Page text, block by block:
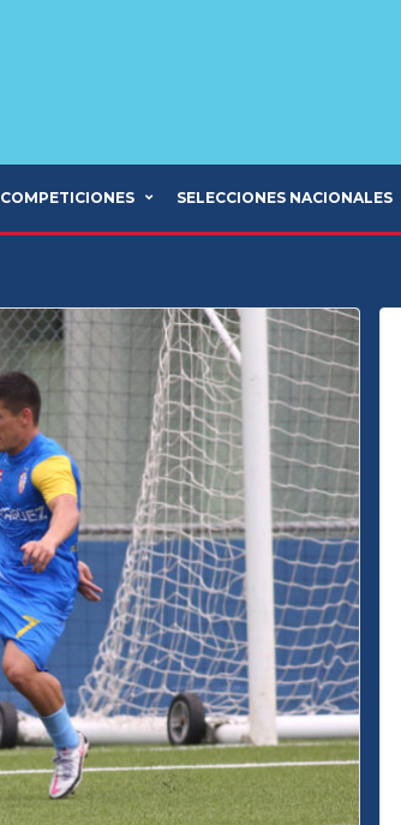
COMPETICIONES SELECCIONES NACIONALES